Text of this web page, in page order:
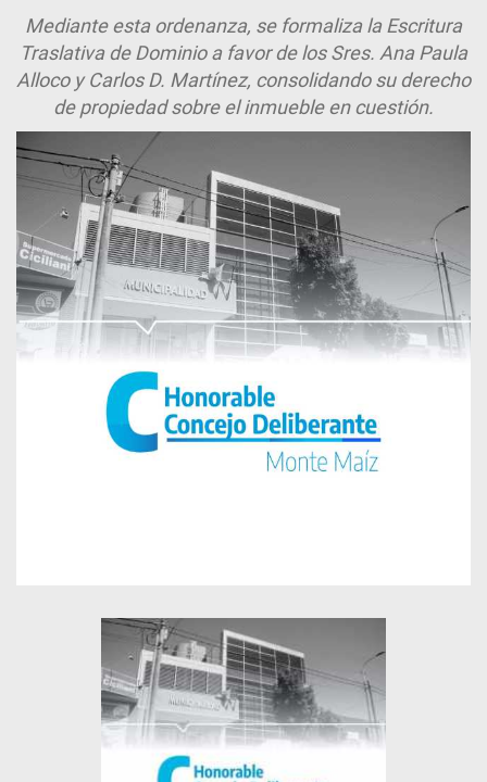
Mediante esta ordenanza, se formaliza la Escritura
Traslativa de Dominio a favor de los Sres. Ana Paula
Alloco y Carlos D. Martínez, consolidando su derecho
de propiedad sobre el inmueble en cuestión.